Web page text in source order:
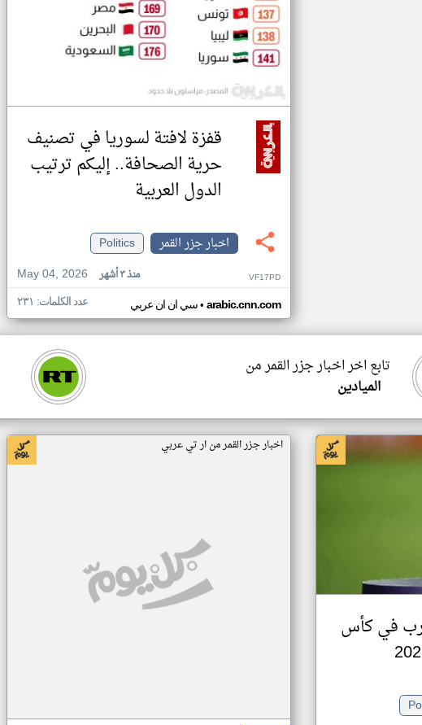
قفزة لافتة لسوريا في تصنيف
حرية الصحافة.. إليكم ترتيب
الدول العربية
اخبار جزر القمر
Politics
May 04, 2026
منذ ٣ أشهر VF17PD
سي ان ان عربي• arabic.cnn.com عدد الكلمات: ٢٣١
تابع اخر اخبار جزر القمر من
الميادين
عرب في كأس
اخبار جزر القمر من ار تي عربي